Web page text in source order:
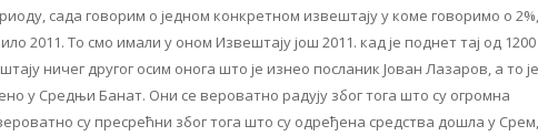
сада говорим о једном конкретном извештају у коме говоримо о 2%,
2011. То смо имали у оном Извештају још 2011. кад је поднет тај од 1200
ничег другог осим онога што је изнео посланик Јован Лазаров, а то је
у Средњи Банат. Они се вероватно радују због тога што су огромна
су пресрећни због тога што су одређена средства дошла у Срем,